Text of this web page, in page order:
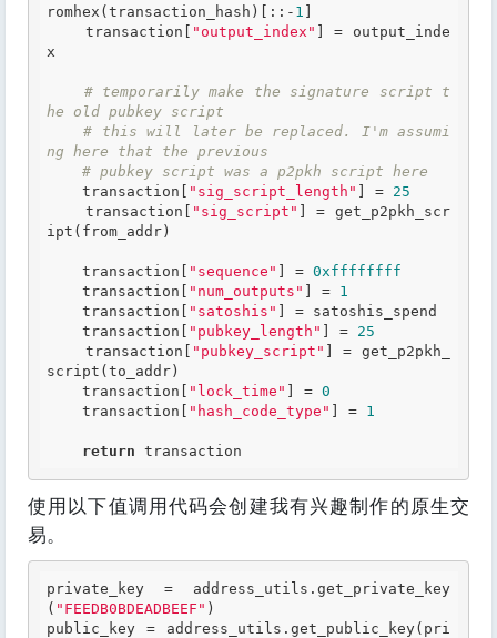
romhex(transaction_hash)[::- 1 ]
    transaction[
"output_index" ] = output_inde
x
# temporarily make the signature script t
he old pubkey script
# this will later be replaced. I'm assumi
ng here that the previous
# pubkey script was a p2pkh script here
    transaction[
"sig_script_length" ] = 25
    transaction[
"sig_script" ] = get_p2pkh_scr
ipt(from_addr)
    transaction[
"sequence" ] = 0xffffffff
    transaction[
"num_outputs" ] = 1
    transaction[
"satoshis" ] = satoshis_spend
    transaction[
"pubkey_length" ] = 25
    transaction[
"pubkey_script" ] = get_p2pkh_
script(to_addr)
    transaction[
"lock_time" ] = 0
    transaction[
"hash_code_type" ] = 1
return
使用以下值调用代码会创建我有兴趣制作的原生交
易。
private_key = address_utils.get_private_key
( "FEEDB0BDEADBEEF" )
public_key = address_utils.get_public_key(pri